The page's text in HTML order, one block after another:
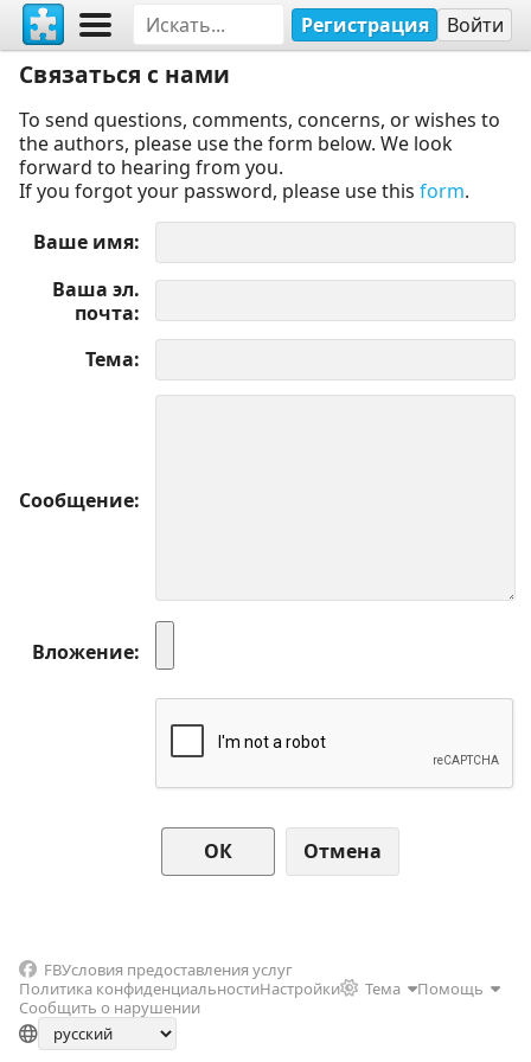
Регистрация Войти
Связаться с нами
To send questions, comments, concerns, or wishes to
the authors, please use the form below. We look
forward to hearing from you.
If you forgot your password, please use this form.
Ваше имя
Ваша эл.
почта
Тема
Сообщение
Вложение
Отмена
FBУсловия предоставления услуг
Политика конфиденциальностиНастройки Тема
Помощь
Сообщить о нарушении